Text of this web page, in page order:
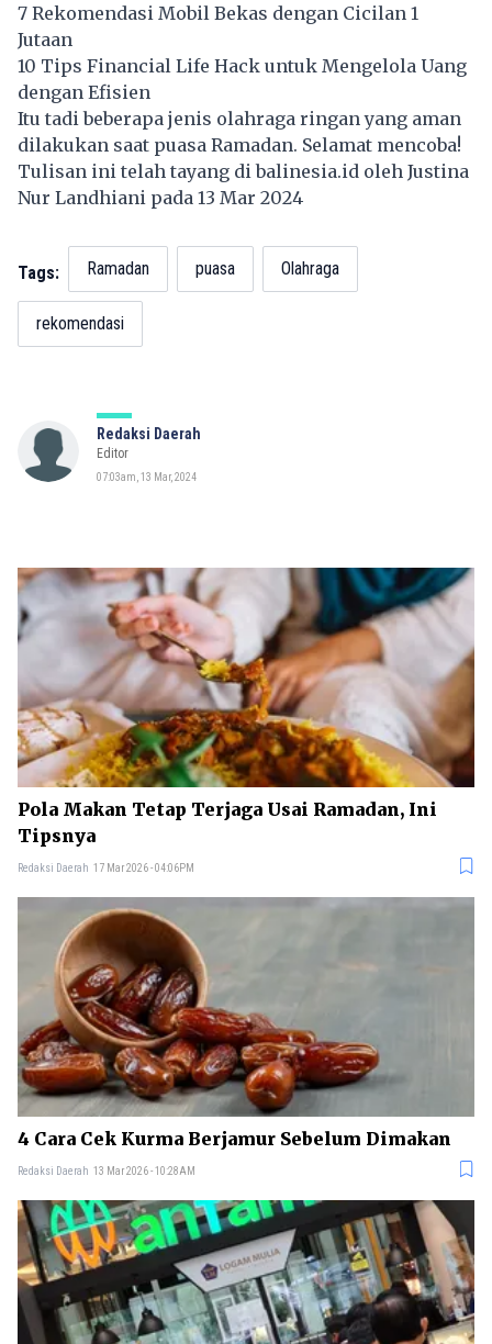
7 Rekomendasi Mobil Bekas dengan Cicilan 1
Jutaan
10 Tips Financial Life Hack untuk Mengelola Uang
dengan Efisien
Itu tadi beberapa jenis olahraga ringan yang aman
dilakukan saat puasa Ramadan. Selamat mencoba!
Tulisan ini telah tayang dibalinesia.id oleh Justina
Nur Landhiani pada 13 Mar 2024
Tags: Ramadan puasa Olahraga
rekomendasi
Redaksi Daerah
Editor
07:03am, 13 Mar, 2024
Pola Makan Tetap Terjaga Usai Ramadan, Ini
Tipsnya
Redaksi Daerah 17 Mar 2026 - 04:06PM
4 Cara Cek Kurma Berjamur Sebelum Dimakan
Redaksi Daerah 13 Mar 2026 - 10:28AM